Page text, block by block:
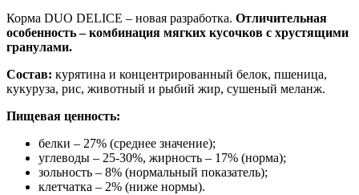
Корма DUO DELICE – новая разработка. Отличительная
особенность – комбинация мягких кусочков с хрустящими
гранулами.
Состав: курятина и концентрированный белок, пшеница,
кукуруза, рис, животный и рыбий жир, сушеный меланж.
Пищевая ценность:
белки – 27% (среднее значение);
углеводы – 25-30%, жирность – 17% (норма);
зольность – 8% (нормальный показатель);
клетчатка – 2% (ниже нормы).